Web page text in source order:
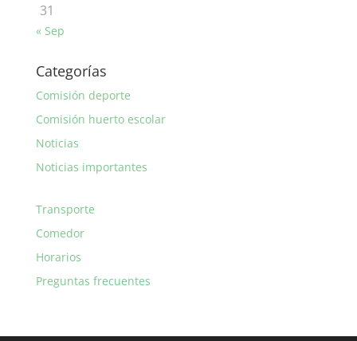
31
« Sep
Categorías
Comisión deporte
Comisión huerto escolar
Noticias
Noticias importantes
Transporte
Comedor
Horarios
Preguntas frecuentes